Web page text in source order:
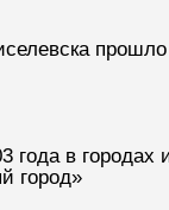
прошло
года в городах
город»